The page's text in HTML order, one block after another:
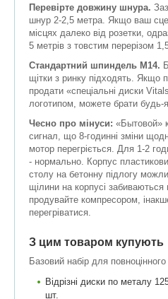
Перевірте довжину шнура.
шнур 2-2,5 метра. Якщо ваш
місцях далеко від розетки,
5 метрів з товстим перерізом
Стандартний шпиндель М14.
щітки з ринку підходять. Якщо
продати «спеціальні диски
логотипом, можете брати будь-
Чесно про мінуси: «Бытовой»
сигнал, що 8-годинні зміни
мотор перегріється. Для 1-2
- нормально. Корпус
столу на бетонну підлогу
щілини на корпусі
продувайте компресором,
перегріватися.
З цим товаром купують
Базовий набір для
Відрізні диски по металу
шт.